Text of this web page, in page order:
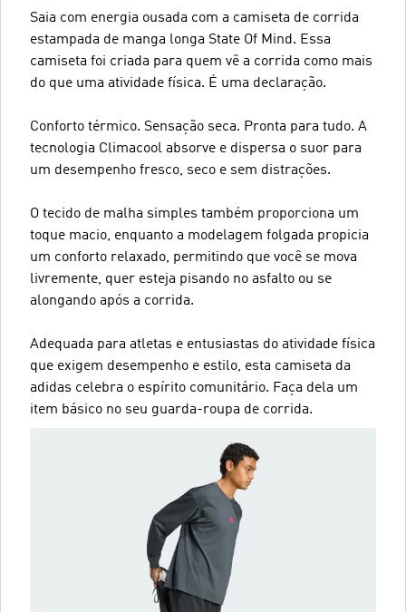
Saia com energia ousada com a camiseta de corrida
estampada de manga longa State Of Mind. Essa
camiseta foi criada para quem vê a corrida como mais
do que uma atividade física. É uma declaração.
Conforto térmico. Sensação seca. Pronta para tudo. A
tecnologia Climacool absorve e dispersa o suor para
um desempenho fresco, seco e sem distrações.
O tecido de malha simples também proporciona um
toque macio, enquanto a modelagem folgada propicia
um conforto relaxado, permitindo que você se mova
livremente, quer esteja pisando no asfalto ou se
alongando após a corrida.
Adequada para atletas e entusiastas do atividade física
que exigem desempenho e estilo, esta camiseta da
adidas celebra o espírito comunitário. Faça dela um
item básico no seu guarda-roupa de corrida.